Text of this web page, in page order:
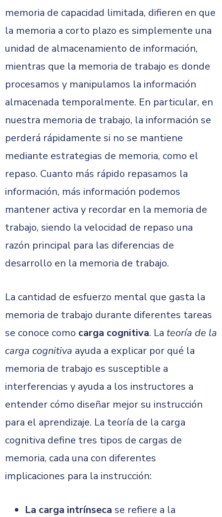
memoria de capacidad limitada, difieren en que
la memoria a corto plazo es simplemente una
unidad de almacenamiento de información,
mientras que la memoria de trabajo es donde
procesamos y manipulamos la información
almacenada temporalmente. En particular, en
nuestra memoria de trabajo, la información se
perderá rápidamente si no se mantiene
mediante estrategias de memoria, como el
repaso. Cuanto más rápido repasamos la
información, más información podemos
mantener activa y recordar en la memoria de
trabajo, siendo la velocidad de repaso una
razón principal para las diferencias de
desarrollo en la memoria de trabajo.
La cantidad de esfuerzo mental que gasta la
memoria de trabajo durante diferentes tareas
se conoce como carga cognitiva. La teoría de la
carga cognitiva ayuda a explicar por qué la
memoria de trabajo es susceptible a
interferencias y ayuda a los instructores a
entender cómo diseñar mejor su instrucción
para el aprendizaje. La teoría de la carga
cognitiva define tres tipos de cargas de
memoria, cada una con diferentes
implicaciones para la instrucción:
La carga intrínseca se refiere a la